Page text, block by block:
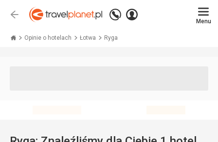
Wstecz
Zadzwoń
+48 71 771 76 55
Zaloguj
Menu
Opinie o hotelach Łotwa Ryga